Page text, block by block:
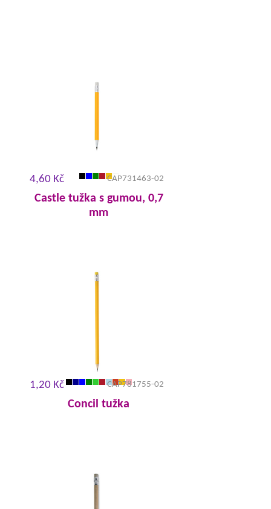
4,60 Kč CAP731463-02
Castle tužka s gumou, 0,7
mm
1,20 Kč CAP781755-02
Concil tužka